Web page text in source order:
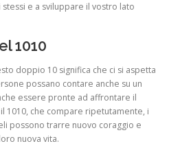
e a sviluppare il vostro lato
1010
doppio 10 significa che ci si aspetta
possano contare anche su un
essere pronte ad affrontare il
1010, che compare ripetutamente, i
possono trarre nuovo coraggio e
nuova vita.